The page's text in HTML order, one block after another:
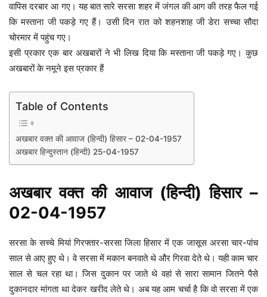
वापिस दरबार आ गए। यह बात सारे सरसा शहर में जंगल की आग की तरह फैल गई
कि मस्ताना जी पकड़े गए हैं। उसी दिन रात को शहनशाह जी डेरा सच्चा सौदा
चोरमार में पहुंच गए।
इसी प्रकार एक बार अखबारों ने भी लिख दिया कि मस्ताना जी पकड़े गए। कुछ
अखबारों के नमूने इस प्रकार हैं
Table of Contents
अखबार वक्त की आवाज (हिन्दी) हिसार – 02-04-1957
अखबार हिन्दुस्तान (हिन्दी) 25-04-1957
अखबार वक्त की आवाज (हिन्दी) हिसार –
02-04-1957
सरसा के सच्चे मियां गिरफ्तार-सरसा जिला हिसार में एक जासूस अरसा चार-पांच
साल से आए हुए थे। वे सरसा में मकान बनवाते थे और गिरवा देते थे। यही काम चार
साल से चल रहा था। जिस दुकान पर जाते थे वहां से सारा सामान जितने पैसे
दुकानदार मांगता था देकर खरीद लेते थे। अब यह आम चर्चा है कि वो सरसा में एक